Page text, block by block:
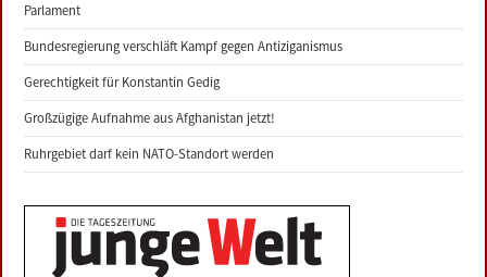
Parlament
Bundesregierung verschläft Kampf gegen Antiziganismus
Gerechtigkeit für Konstantin Gedig
Großzügige Aufnahme aus Afghanistan jetzt!
Ruhrgebiet darf kein NATO-Standort werden